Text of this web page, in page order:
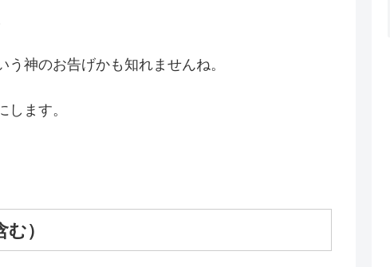
神のお告げかも知れませんね。
ます。
）